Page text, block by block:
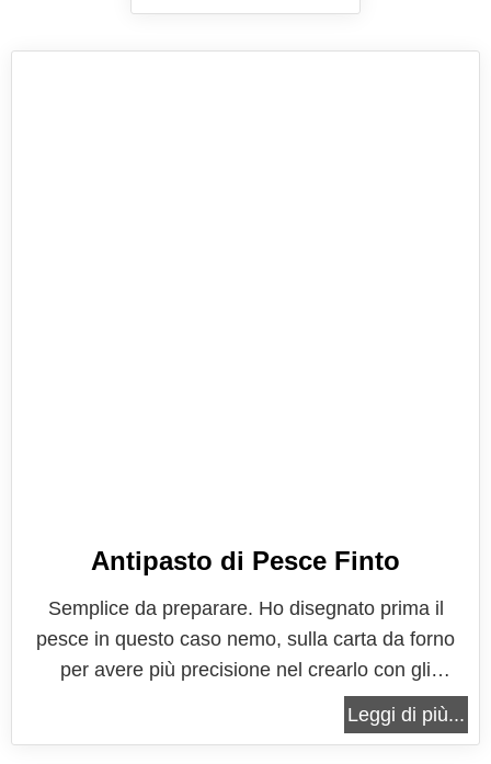
Antipasto di Pesce Finto
Semplice da preparare. Ho disegnato prima il
pesce in questo caso nemo, sulla carta da forno
per avere più precisione nel crearlo con gli
ingredienti. Leggi tutto: Antipasto di Pesce Finto 7
Leggi di più...